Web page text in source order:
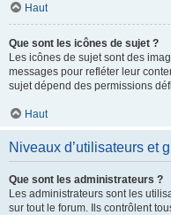
Haut
Que sont les icônes de sujet ?
Les icônes de sujet sont des
messages pour refléter leur
sujet dépend des permissions
Haut
Niveaux d’utilisateurs et
Que sont les administrateurs ?
Les administrateurs sont les
sur tout le forum. Ils contrôlent